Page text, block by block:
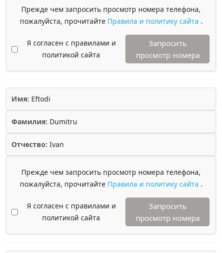
Прежде чем запросить просмотр номера телефона,
пожалуйста, прочитайте Правила и политику сайта .
Я согласен с правилами и
политикой сайта
Запросить
просмотр номера
Имя: Eftodi
Фамилия: Dumitru
Отчество: Ivan
Прежде чем запросить просмотр номера телефона,
пожалуйста, прочитайте Правила и политику сайта .
Я согласен с правилами и
политикой сайта
Запросить
просмотр номера